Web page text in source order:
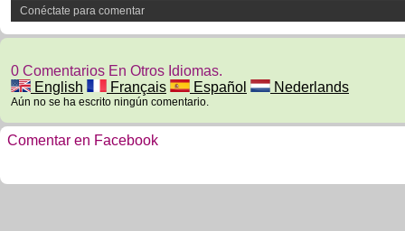
Conéctate para comentar
0 Comentarios En Otros Idiomas.
English
Français Español Nederlands
Aún no se ha escrito ningún comentario.
Comentar en Facebook